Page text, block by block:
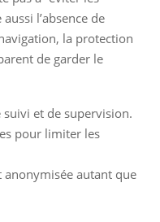
l’absence de
la protection
de garder le
suivi et de supervision.
pour limiter les
anonymisée autant que